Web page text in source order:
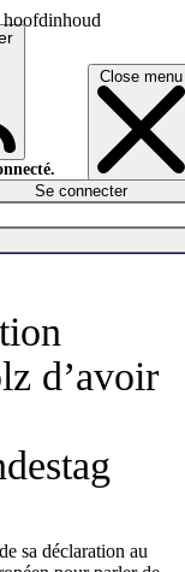
hoofdinhoud
Close menu
Se connecter
d’avoir
sa déclaration au